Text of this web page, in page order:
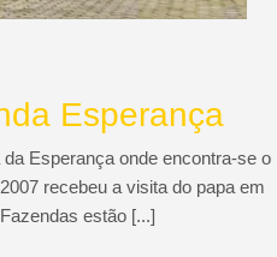
Esperança
Esperança onde encontra-se o
recebeu a visita do papa em
estão [...]